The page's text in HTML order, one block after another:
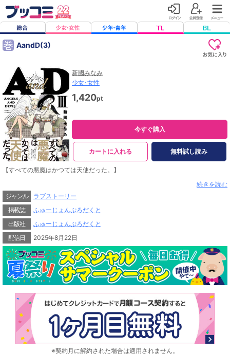
巻 AandD(3)
新國みなみ
少女･女性
1,420pt
今すぐ購入
カートに入れる 無料試し読み
【すべての悪魔はかつては天使だった。】
ーー七大天使のサマエルは恋をしたことで堕天した。
そんなサマエルを追い地獄へと向かうウリエル。
悪魔になったとしても、絶対に君を諦めない。
その他、原罪シスターズのネフィリカは養父と衝突、
ハニエルは幼くなったサタナキアとルシファーの面倒を見る。
続きを読む
ジャンル
ラブストーリー
掲載誌
ふゅーじょんぷろだくと
出版社
ふゅーじょんぷろだくと
配信日
2025年8月22日
※契約月に解約された場合は適用されません。